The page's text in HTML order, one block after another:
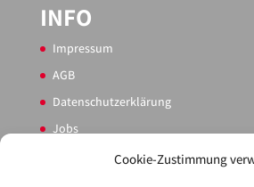
Cookie-Zustimmung
INFO
Impressum
AGB
Datenschutzerklärung
Jobs